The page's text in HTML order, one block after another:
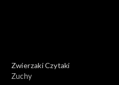
Zwierzaki Czytaki
Zuchy